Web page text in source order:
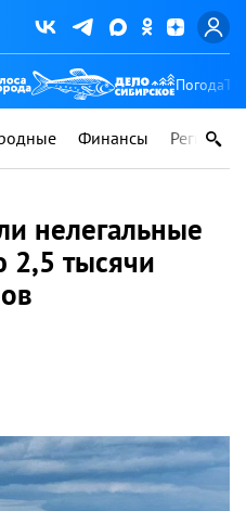
Погода
Финансы Регионы
нелегальные
2,5 тысячи